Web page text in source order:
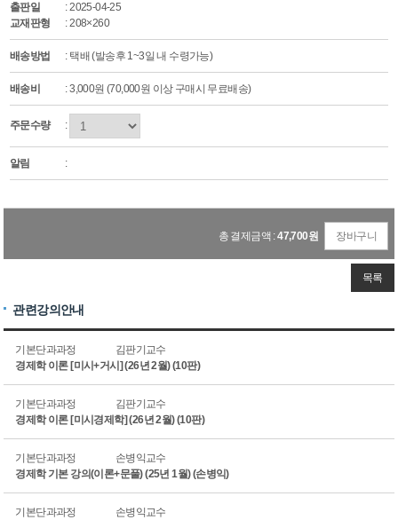
출판일
: 2025-04-25
교재판형
: 208×260
배송방법 : 택배 (발송후 1~3일 내 수령가능)
배송비 : 3,000원 (70,000원 이상 구매시 무료배송)
주문수량 :
알림 :
총 결제금액 :47,700원 장바구니
목록
관련강의안내
기본단과과정
김판기교수
경제학 이론 [미시+거시] (26년 2월) (10판)
기본단과과정
김판기교수
경제학 이론 [미시경제학] (26년 2월) (10판)
기본단과과정
손병익교수
경제학 기본 강의(이론+문풀) (25년 1월) (손병익)
기본단과과정
손병익교수